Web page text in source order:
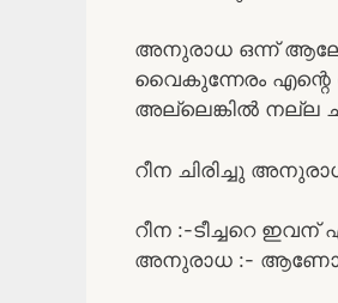
അനുരാധ ഒന്ന്
വൈകുന്നേരം എന്റെ
അല്ലെങ്കിൽ നല്ല
റീന ചിരിച്ചു
റീന :-ടീച്ചറെ ഇവന്
അനുരാധ :- ആണോ